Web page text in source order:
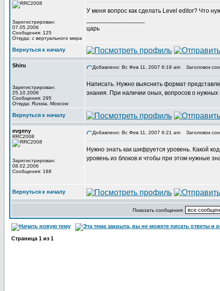
Зарегистрирован:
07.05.2006
Сообщения: 125
Откуда: с вертуального мира
У меня вопрос как сделать Level editor? Что
царь
Вернуться к началу
Shiru
Зарегистрирован:
25.10.2006
Сообщения: 295
Откуда: Russia, Moscow
Добавлено: Вс Фев 11, 2007 6:19 am Заголовок
Написать. Нужно выяснить формат
знания. При наличии оных, вопросов о нужных
Вернуться к началу
evgeny
RRC2008
Зарегистрирован:
08.02.2006
Сообщения: 188
Добавлено: Вс Фев 11, 2007 6:21 am Заголовок
Нужно знать как шифруется уровень. Какой
уровень из блоков и чтобы при этом нужные
Вернуться к началу
Показать сообщения:
Страница 1 из 1